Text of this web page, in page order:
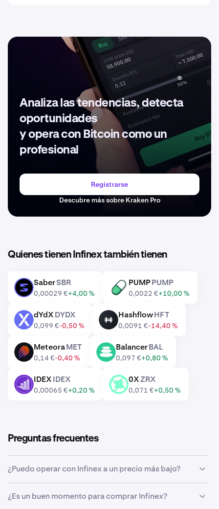
Analiza las tendencias, detecta
oportunidades
y opera con Bitcoin como un
profesional
Registrarse
Descubre más sobre Kraken Pro
Quienes tienen Infinex también tienen
SBR SaberSBR
0,00029 €+4,00 %
PUMP PUMPPUMP
0,0022 €+10,00 %
DYDX dYdXDYDX
0,099 €-0,50 %
HFT HashflowHFT
0,0091 €-14,40 %
MET MeteoraMET
0,14 €-0,40 %
BAL BalancerBAL
0,097 €+0,80 %
IDEX IDEXIDEX
0,00065 €+0,20 %
ZRX 0XZRX
0,071 €+0,50 %
Preguntas frecuentes
¿Puedo operar con Infinex a un precio más bajo?
para comprar Infinex automáticamente si alcanza un
¿Es un buen momento para comprar Infinex?